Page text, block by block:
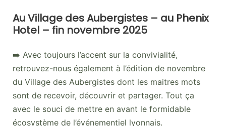
Au Village des Aubergistes – au Phenix
Hotel – fin novembre 2025
➡️ Avec toujours l’accent sur la convivialité,
retrouvez-nous également à l’édition de novembre
du Village des Aubergistes dont les maitres mots
sont de recevoir, découvrir et partager. Tout ça
avec le souci de mettre en avant le formidable
écosystème de l’événementiel lyonnais.